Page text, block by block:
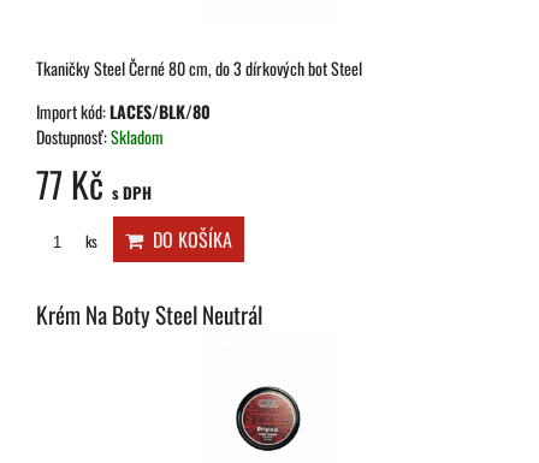
Tkaničky Steel Černé 80 cm, do 3 dírkových bot Steel
Import kód:LACES/BLK/80
Dostupnosť:Skladom
77 Kč s DPH
ks DO KOŠÍKA
Krém Na Boty Steel Neutrál